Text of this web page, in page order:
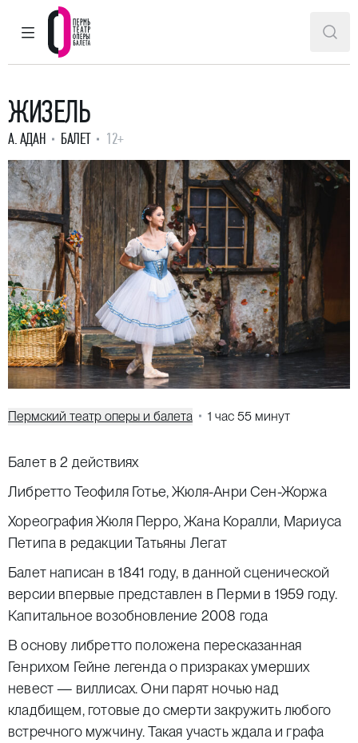
ГЛАВНОЕ МЕНЮ
Пермский театр оперы и балета
ЖИЗЕЛЬ
А. АДАН БАЛЕТ 12+
Пермский театр оперы и балета 1 час 55 минут
Балет в 2 действиях
Либретто Теофиля Готье, Жюля-Анри Сен-Жоржа
Хореография Жюля Перро, Жана Коралли, Мариуса
Петипа в редакции Татьяны Легат
Балет написан в 1841 году, в данной сценической
версии впервые представлен в Перми в 1959 году.
Капитальное возобновление 2008 года
В основу либретто положена пересказанная
Генрихом Гейне легенда о призраках умерших
невест — виллисах. Они парят ночью над
кладбищем, готовые до смерти закружить любого
встречного мужчину. Такая участь ждала и графа